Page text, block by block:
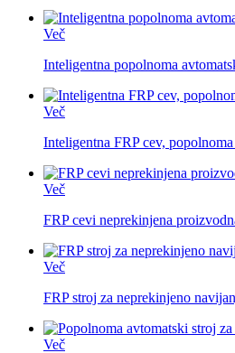
Več
Inteligentna popolnoma
Več
Inteligentna FRP cev,
Več
FRP cevi neprekinjena
Več
FRP stroj za neprekinjeno
Več